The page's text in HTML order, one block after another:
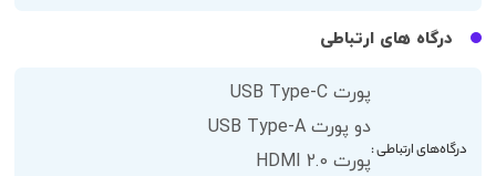
درگاه های ارتباطی
درگاه‌های ارتباطی :
پورت USB Type-C
دو پورت USB Type-A
پورت HDMI 2.0